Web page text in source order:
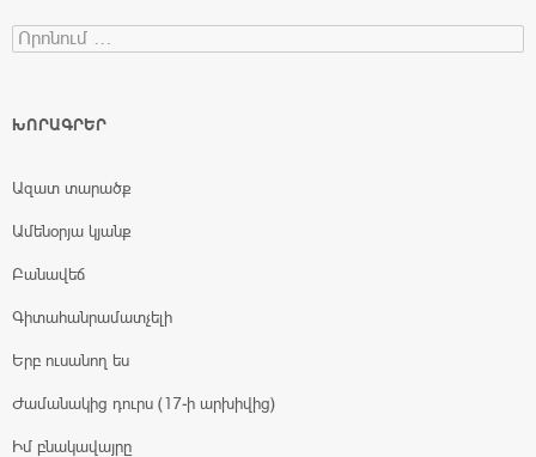
Search for:
ԽՈՐԱԳՐԵՐ
Ազատ տարածք
Ամենօրյա կյանք
Բանավեճ
Գիտահանրամատչելի
Երբ ուսանող ես
Ժամանակից դուրս (17-ի արխիվից)
Իմ բնակավայրը